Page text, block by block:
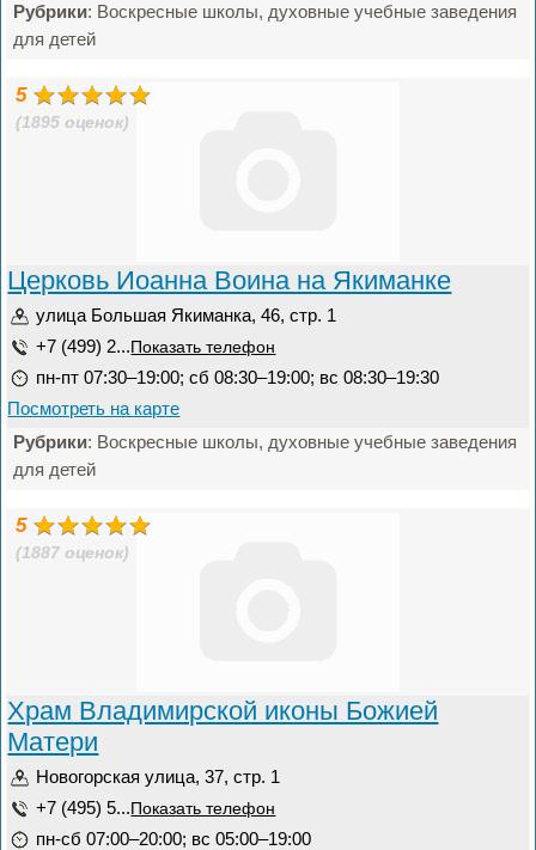
Рубрики: Воскресные школы, духовные учебные заведения
для детей
5
(1895 оценок)
Церковь Иоанна Воина на Якиманке
улица Большая Якиманка, 46, стр. 1
+7 (499) 2... Показать телефон
пн-пт 07:30–19:00; сб 08:30–19:00; вс 08:30–19:30
Посмотреть на карте
Рубрики: Воскресные школы, духовные учебные заведения
для детей
5
(1887 оценок)
Храм Владимирской иконы Божией
Матери
Новогорская улица, 37, стр. 1
+7 (495) 5... Показать телефон
пн-сб 07:00–20:00; вс 05:00–19:00